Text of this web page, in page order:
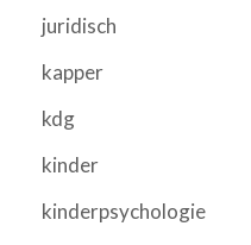
juridisch
kapper
kdg
kinder
kinderpsychologie